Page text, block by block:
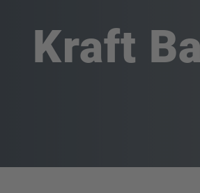
Kraft